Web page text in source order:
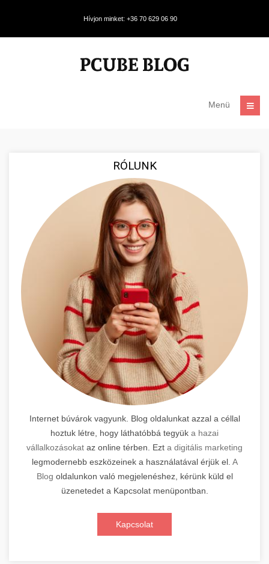
Hívjon minket: +36 70 629 06 90
Menü
RÓLUNK
Internet búvárok vagyunk. Blog oldalunkat azzal a céllal
hoztuk létre, hogy láthatóbbá tegyük a hazai
vállalkozásokat az online térben. Ezt a digitális marketing
legmodernebb eszközeinek a használatával érjük el. A
Blog oldalunkon való megjelenéshez, kérünk küld el
üzenetedet a Kapcsolat menüpontban.
Kapcsolat